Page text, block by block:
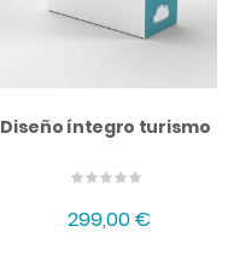
Diseño íntegro turismo
299,00 €